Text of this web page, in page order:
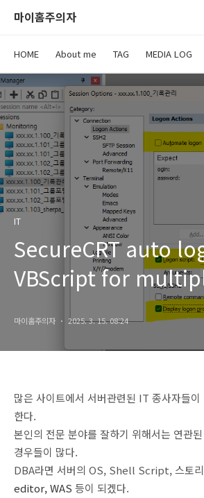
마이홈주의자
HOME About me TAG MEDIA LOG
IT
SecureCRT auto
VBScript for
servers(여러대 자
마이홈주의자 2025. 3. 15. 08:24
많은 사이트에서 서버관련된 IT 종사자들
한다.
본인의 전문 분야를 잘하기 위해서는 연관
경우들이 많다.
DBA라면 서버의 OS, Shell Script, 스토
editor, WAS 등이 되겠다.